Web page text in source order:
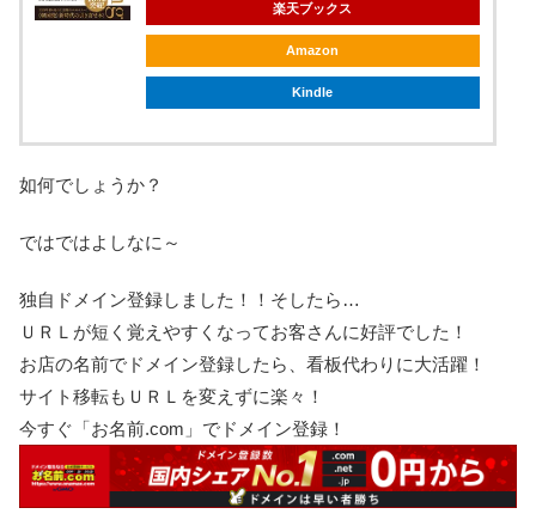
楽天ブックス
Amazon
Kindle
如何でしょうか？
ではではよしなに～
独自ドメイン登録しました！！そしたら…
ＵＲＬが短く覚えやすくなってお客さんに好評でした！
お店の名前でドメイン登録したら、看板代わりに大活躍！
サイト移転もＵＲＬを変えずに楽々！
今すぐ「お名前.com」でドメイン登録！